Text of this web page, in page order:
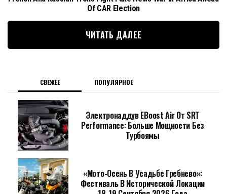
Of CAR Election
ЧИТАТЬ ДАЛЕЕ
СВЕЖЕЕ ПОПУЛЯРНОЕ
Электронаддув EBoost Air От SRT
Performance: Больше Мощности Без
Турбоямы
«Мото-Осень В Усадьбе Гребнево»:
Фестиваль В Исторической Локации